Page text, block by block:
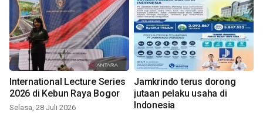
International Lecture Series
2026 di Kebun Raya Bogor
Selasa, 28 Juli 2026
Jamkrindo terus dorong
jutaan pelaku usaha di
Indonesia